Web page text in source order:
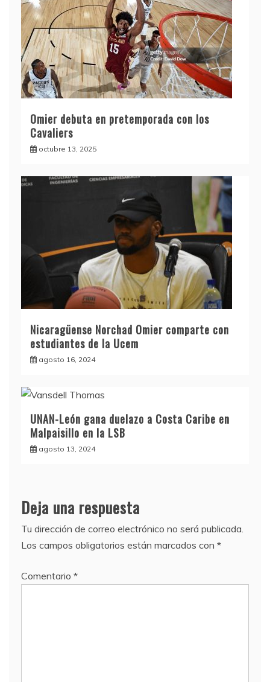
Omier debuta en pretemporada con los
Cavaliers
octubre 13, 2025
Nicaragüense Norchad Omier comparte con
estudiantes de la Ucem
agosto 16, 2024
UNAN-León gana duelazo a Costa Caribe en
Malpaisillo en la LSB
agosto 13, 2024
Deja una respuesta
Tu dirección de correo electrónico no será publicada.
Los campos obligatorios están marcados con *
Comentario *